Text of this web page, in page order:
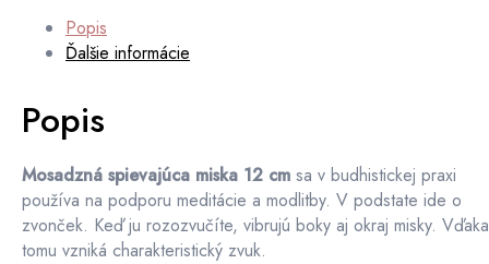
Popis
Ďalšie informácie
Popis
Mosadzná spievajúca miska 12 cm sa v budhistickej praxi
používa na podporu meditácie a modlitby. V podstate ide o
zvonček. Keď ju rozozvučíte, vibrujú boky aj okraj misky. Vďaka
tomu vzniká charakteristický zvuk.